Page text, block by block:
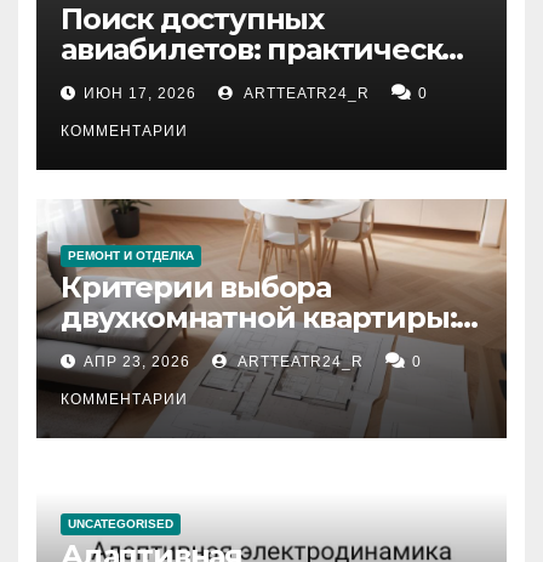
Поиск доступных
авиабилетов: практические
рекомендации
ИЮН 17, 2026 ARTTEATR24_R 0
КОММЕНТАРИИ
РЕМОНТ И ОТДЕЛКА
Критерии выбора
двухкомнатной квартиры:
планировка, площадь,
состояние и документация
АПР 23, 2026 ARTTEATR24_R 0
КОММЕНТАРИИ
UNCATEGORISED